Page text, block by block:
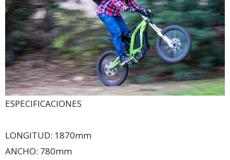
ESPECIFICACIONES
LONGITUD: 1870mm
ANCHO: 780mm